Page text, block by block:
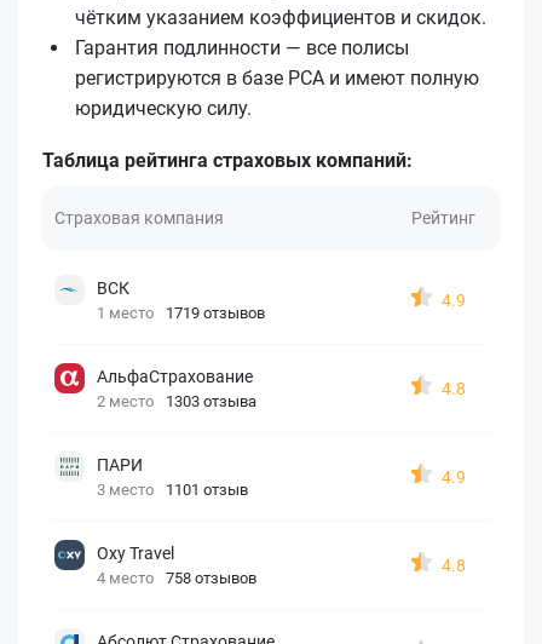
чётким указанием коэффициентов и скидок.
Гарантия подлинности — все полисы
регистрируются в базе РСА и имеют полную
юридическую силу.
Таблица рейтинга страховых компаний:
Страховая компания Рейтинг
ВСК
1 место 1719 отзывов
4.9
АльфаСтрахование
2 место 1303 отзыва
4.8
ПАРИ
3 место 1101 отзыв
4.9
Oxy Travel
4 место 758 отзывов
4.8